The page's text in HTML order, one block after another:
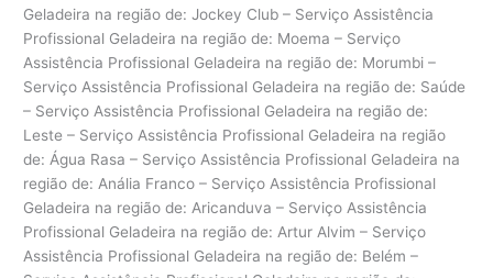
Geladeira na região de: Jockey Club – Serviço Assistência
Profissional Geladeira na região de: Moema – Serviço
Assistência Profissional Geladeira na região de: Morumbi –
Serviço Assistência Profissional Geladeira na região de: Saúde
– Serviço Assistência Profissional Geladeira na região de:
Leste – Serviço Assistência Profissional Geladeira na região
de: Água Rasa – Serviço Assistência Profissional Geladeira na
região de: Anália Franco – Serviço Assistência Profissional
Geladeira na região de: Aricanduva – Serviço Assistência
Profissional Geladeira na região de: Artur Alvim – Serviço
Assistência Profissional Geladeira na região de: Belém –